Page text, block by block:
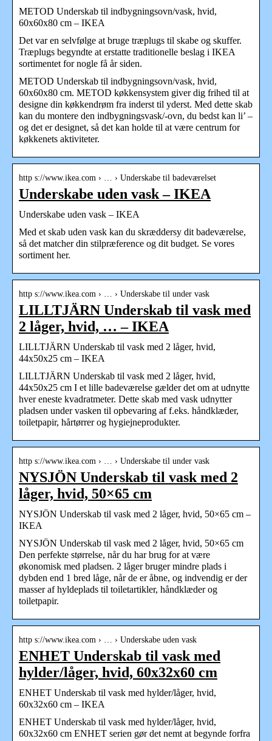
METOD Underskab til indbygningsovn/vask, hvid,
60x60x80 cm – IKEA
Det var en selvfølge at bruge træplugs til skabe og skuffer.
Træplugs begyndte at erstatte traditionelle beslag i IKEA
sortimentet for nogle få år siden.
METOD Underskab til indbygningsovn/vask, hvid,
60x60x80 cm. METOD køkkensystem giver dig frihed til at
designe din køkkendrøm fra inderst til yderst. Med dette skab
kan du montere den indbygningsvask/-ovn, du bedst kan li’ –
og det er designet, så det kan holde til at være centrum for
køkkenets aktiviteter.
http s://www.ikea.com › … › Underskabe til badeværelset
Underskabe uden vask – IKEA
Underskabe uden vask – IKEA
Med et skab uden vask kan du skræddersy dit badeværelse,
så det matcher din stilpræference og dit budget. Se vores
sortiment her.
http s://www.ikea.com › … › Underskabe til under vask
LILLTJÄRN Underskab til vask med
2 låger, hvid, … – IKEA
LILLTJÄRN Underskab til vask med 2 låger, hvid,
44x50x25 cm – IKEA
LILLTJÄRN Underskab til vask med 2 låger, hvid,
44x50x25 cm I et lille badeværelse gælder det om at udnytte
hver eneste kvadratmeter. Dette skab med vask udnytter
pladsen under vasken til opbevaring af f.eks. håndklæder,
toiletpapir, hårtørrer og hygiejneprodukter.
http s://www.ikea.com › … › Underskabe til under vask
NYSJÖN Underskab til vask med 2
låger, hvid, 50×65 cm
NYSJÖN Underskab til vask med 2 låger, hvid, 50×65 cm –
IKEA
NYSJÖN Underskab til vask med 2 låger, hvid, 50×65 cm
Den perfekte størrelse, når du har brug for at være
økonomisk med pladsen. 2 låger bruger mindre plads i
dybden end 1 bred låge, når de er åbne, og indvendig er der
masser af hyldeplads til toiletartikler, håndklæder og
toiletpapir.
http s://www.ikea.com › … › Underskabe uden vask
ENHET Underskab til vask med
hylder/låger, hvid, 60x32x60 cm
ENHET Underskab til vask med hylder/låger, hvid,
60x32x60 cm – IKEA
ENHET Underskab til vask med hylder/låger, hvid,
60x32x60 cm ENHET serien gør det nemt at begynde forfra